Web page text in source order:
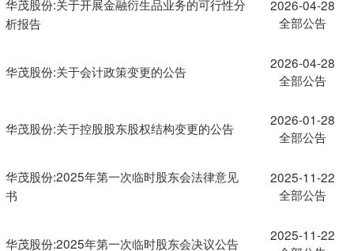
华茂股份:关于开展金融衍生品业务的可行性分
析报告
2026-04-28
全部公告
华茂股份:关于会计政策变更的公告
2026-04-28
全部公告
华茂股份:关于控股股东股权结构变更的公告
2026-01-28
全部公告
华茂股份:2025年第一次临时股东会法律意见
书
2025-11-22
全部公告
华茂股份:2025年第一次临时股东会决议公告
2025-11-22